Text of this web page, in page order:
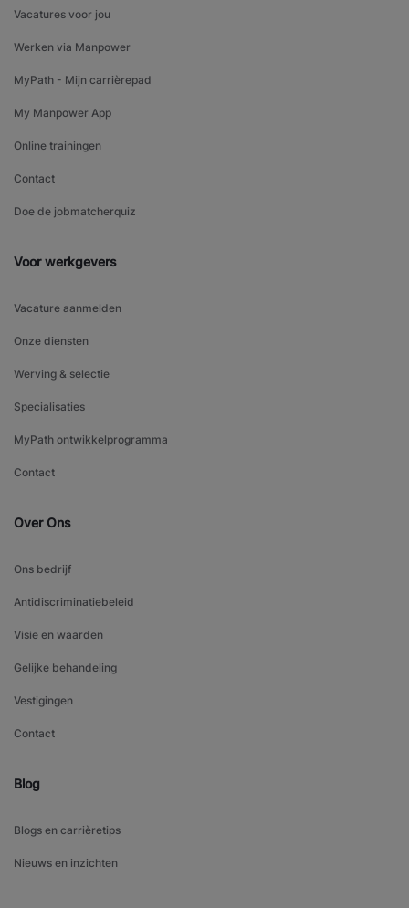
Vacatures voor jou
Werken via Manpower
MyPath - Mijn carrièrepad
My Manpower App
Online trainingen
Contact
Doe de jobmatcherquiz
Voor werkgevers
Vacature aanmelden
Onze diensten
Werving & selectie
Specialisaties
MyPath ontwikkelprogramma
Contact
Over Ons
Ons bedrijf
Antidiscriminatiebeleid
Visie en waarden
Gelijke behandeling
Vestigingen
Contact
Blog
Blogs en carrièretips
Nieuws en inzichten